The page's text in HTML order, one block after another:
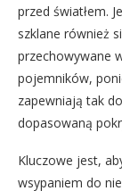
przed światłem.
szklane również
przechowywane
pojemników,
zapewniają tak
dopasowaną
Kluczowe jest,
wsypaniem do